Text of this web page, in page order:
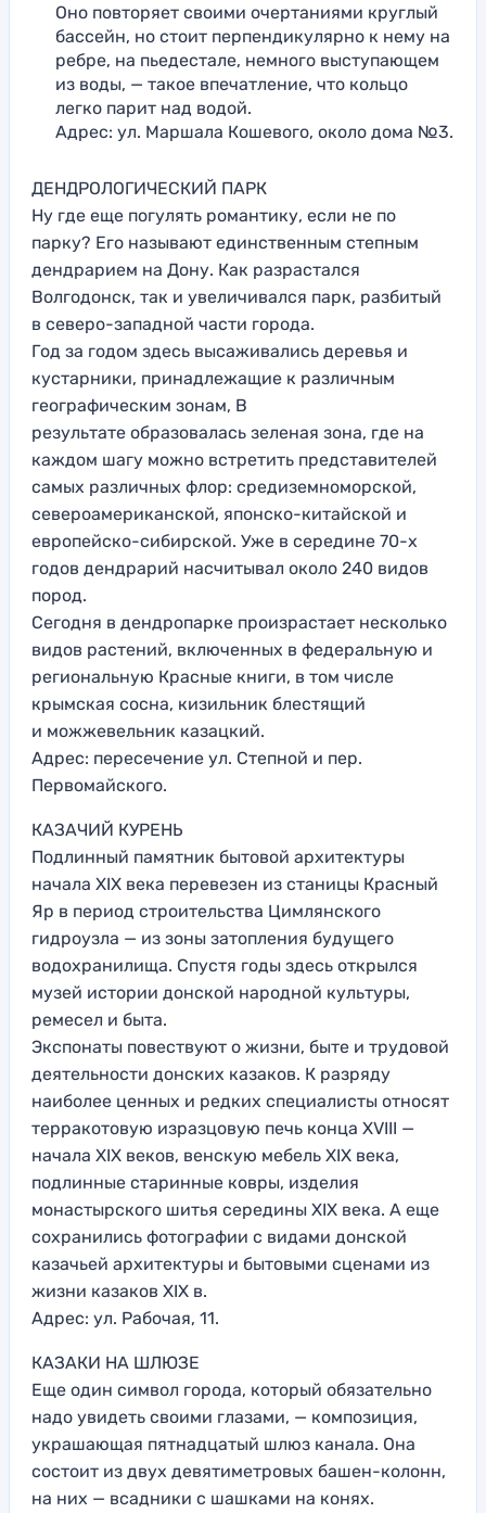
Оно повторяет своими очертаниями круглый
бассейн, но стоит перпендикулярно к нему на
ребре, на пьедестале, немного выступающем
из воды, — такое впечатление, что кольцо
легко парит над водой.
Адрес: ул. Маршала Кошевого, около дома №3.
ДЕНДРОЛОГИЧЕСКИЙ ПАРК
Ну где еще погулять романтику, если не по
парку? Его называют единственным степным
дендрарием на Дону. Как разрастался
Волгодонск, так и увеличивался парк, разбитый
в северо-западной части города.
Год за годом здесь высаживались деревья и
кустарники, принадлежащие к различным
географическим зонам, В
результате образовалась зеленая зона, где на
каждом шагу можно встретить представителей
самых различных флор: средиземноморской,
североамериканской, японско-китайской и
европейско-сибирской. Уже в середине 70-х
годов дендрарий насчитывал около 240 видов
пород.
Сегодня в дендропарке произрастает несколько
видов растений, включенных в федеральную и
региональную Красные книги, в том числе
крымская сосна, кизильник блестящий
и можжевельник казацкий.
Адрес: пересечение ул. Степной и пер.
Первомайского.
КАЗАЧИЙ КУРЕНЬ
Подлинный памятник бытовой архитектуры
начала XIX века перевезен из станицы Красный
Яр в период строительства Цимлянского
гидроузла — из зоны затопления будущего
водохранилища. Спустя годы здесь открылся
музей истории донской народной культуры,
ремесел и быта.
Экспонаты повествуют о жизни, быте и трудовой
деятельности донских казаков. К разряду
наиболее ценных и редких специалисты относят
терракотовую изразцовую печь конца XVIII —
начала XIX веков, венскую мебель XIX века,
подлинные старинные ковры, изделия
монастырского шитья середины XIX века. А еще
сохранились фотографии с видами донской
казачьей архитектуры и бытовыми сценами из
жизни казаков XIX в.
Адрес: ул. Рабочая, 11.
КАЗАКИ НА ШЛЮЗЕ
Еще один символ города, который обязательно
надо увидеть своими глазами, — композиция,
украшающая пятнадцатый шлюз канала. Она
состоит из двух девятиметровых башен-колонн,
на них — всадники с шашками на конях.